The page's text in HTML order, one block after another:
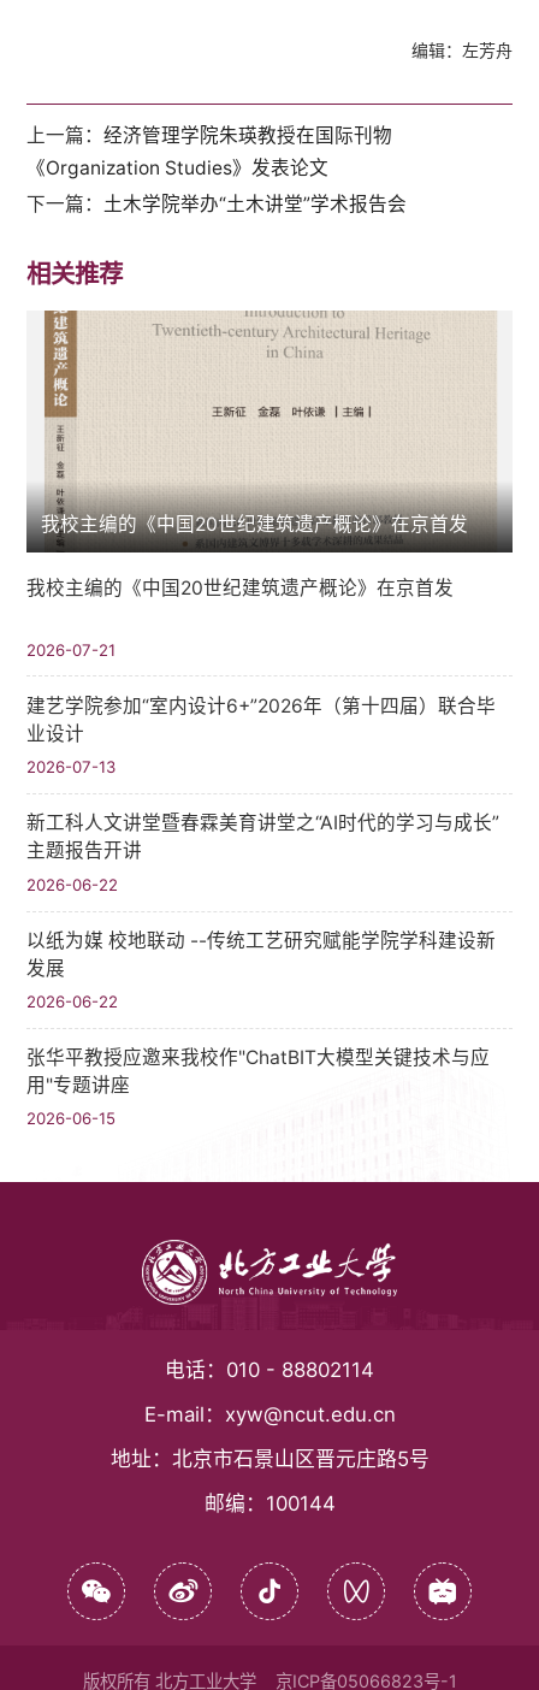
编辑：左芳舟
上一篇：经济管理学院朱瑛教授在国际刊物
《Organization Studies》发表论文
下一篇： 土木学院举办“土木讲堂”学术报告会
相关推荐
我校主编的《中国20世纪建筑遗产概论》在京首发
我校主编的《中国20世纪建筑遗产概论》在京首发
2026-07-21
建艺学院参加“室内设计6+”2026年（第十四届）联合毕
业设计
2026-07-13
新工科人文讲堂暨春霖美育讲堂之“AI时代的学习与成长”
主题报告开讲
2026-06-22
以纸为媒 校地联动 --传统工艺研究赋能学院学科建设新
发展
2026-06-22
张华平教授应邀来我校作"ChatBIT大模型关键技术与应
用"专题讲座
2026-06-15
电话： 010 - 88802114
E-mail： xyw@ncut.edu.cn
地址： 北京市石景山区晋元庄路5号
邮编： 100144
版权所有 北方工业大学 京ICP备05066823号-1